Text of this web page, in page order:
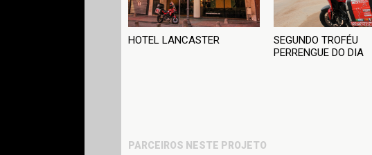
HOTEL LANCASTER
SEGUNDO TROFÉU
PERRENGUE DO DIA
PARCEIROS NESTE PROJETO